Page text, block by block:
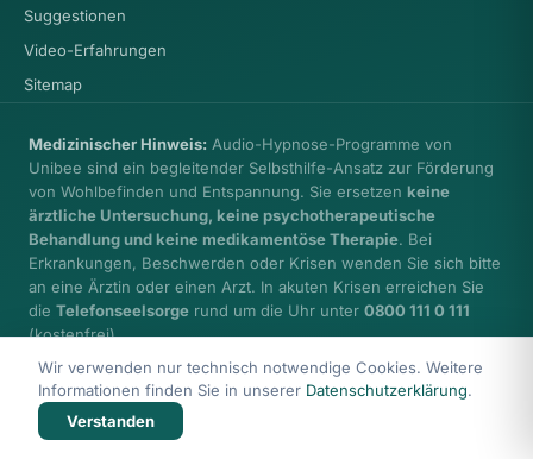
Suggestionen
Video-Erfahrungen
Sitemap
Medizinischer Hinweis: Audio-Hypnose-Programme von
Unibee sind ein begleitender Selbsthilfe-Ansatz zur Förderung
von Wohlbefinden und Entspannung. Sie ersetzen keine
ärztliche Untersuchung, keine psychotherapeutische
Behandlung und keine medikamentöse Therapie. Bei
Erkrankungen, Beschwerden oder Krisen wenden Sie sich bitte
an eine Ärztin oder einen Arzt. In akuten Krisen erreichen Sie
die Telefonseelsorge rund um die Uhr unter 0800 111 0 111
(kostenfrei).
© 2026 Health Care unibee Institute · Ingo Simon
Wir verwenden nur technisch notwendige Cookies. Weitere
Informationen finden Sie in unserer Datenschutzerklärung.
Verstanden